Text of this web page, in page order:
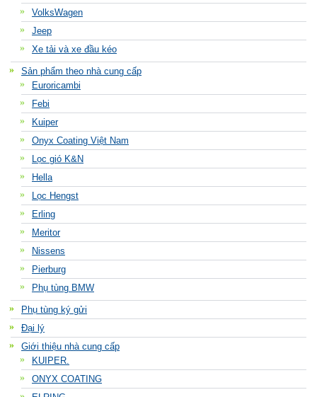
VolksWagen
Jeep
Xe tải và xe đầu kéo
Sản phẩm theo nhà cung cấp
Euroricambi
Febi
Kuiper
Onyx Coating Việt Nam
Lọc gió K&N
Hella
Lọc Hengst
Erling
Meritor
Nissens
Pierburg
Phụ tùng BMW
Phụ tùng ký gửi
Đại lý
Giới thiệu nhà cung cấp
KUIPER.
ONYX COATING